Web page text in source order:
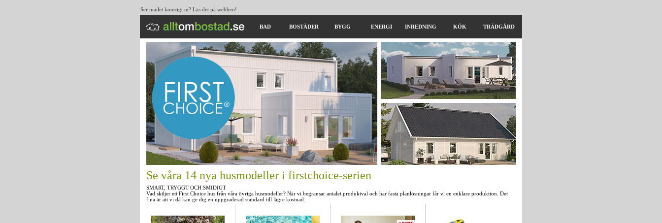
Ser mailet konstigt ut? Läs det på webben!
BAD BOSTÄDER BYGG ENERGI INREDNING KÖK TRÄDGÅRD
Se våra 14 nya husmodeller i firstchoice-serien
SMART, TRYGGT OCH SMIDIGT
Vad skiljer ett First Choice hus från våra övriga husmodeller? När vi begränsar antalet produktval och har fasta planlösningar får vi en enklare produktion. Det
fina är att vi då kan ge dig en uppgraderad standard till lägre kostnad.